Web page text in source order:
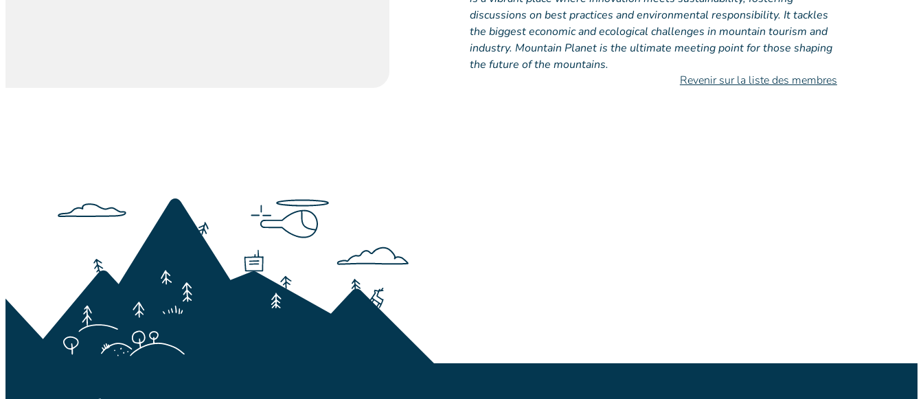
discussions on best practices and environmental responsibility. It tackles
the biggest economic and ecological challenges in mountain tourism and
industry. Mountain Planet is the ultimate meeting point for those shaping
the future of the mountains.
Revenir sur la liste des membres